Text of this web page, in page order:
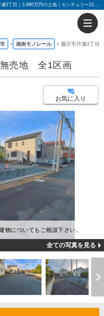
藤沢市片瀬3丁目 条件無売地 全1区画 神奈川県藤沢市片瀬3丁目｜3,980万円の土地｜センチュリー21富士ハウジング
湘南モノレール 藤沢市片瀬3丁
売地 全1区画
お気に入り
物についてもご相談下さい。
全ての写真を見る